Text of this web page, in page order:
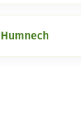
Humnech